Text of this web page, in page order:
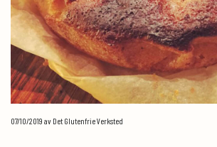
07/10/2019 av Det Glutenfrie Verksted